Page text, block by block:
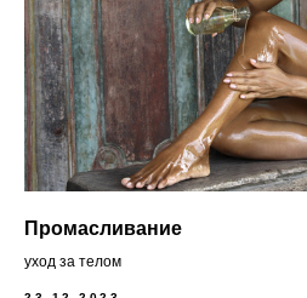
Промасливание
уход за телом